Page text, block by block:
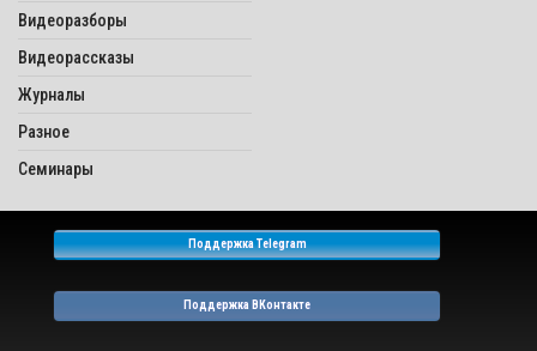
Видеоразборы
Видеорассказы
Журналы
Разное
Семинары
Поддержка Telegram
Поддержка ВКонтакте